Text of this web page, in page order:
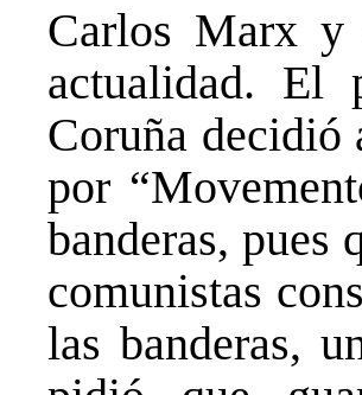
Carlos Marx y
actualidad. El
Coruña decidió
por
banderas, pues
comunistas
las banderas,